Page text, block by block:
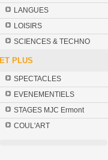
LANGUES
LOISIRS
SCIENCES & TECHNO
ET PLUS
SPECTACLES
EVENEMENTIELS
STAGES MJC Ermont
COUL'ART